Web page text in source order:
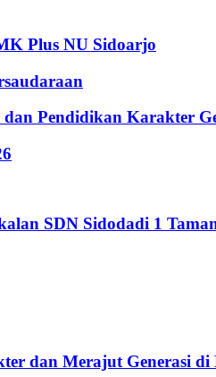
Plus NU Sidoarjo
Pendidikan Karakter
SDN Sidodadi 1
dan Merajut Generasi di